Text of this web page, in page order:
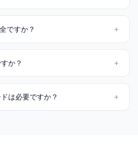
ですか？ +
か？ +
は必要ですか？ +